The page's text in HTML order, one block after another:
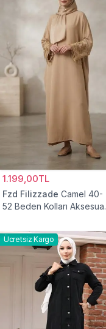
1.199,00TL
Fzd Filizzade Camel 40-
52 Beden Kolları Aksesuar
Ücretsiz Kargo